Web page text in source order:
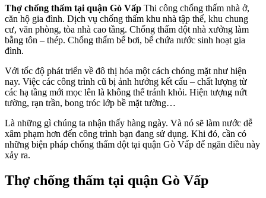
Thợ chống thấm tại quận Gò Vấp Thi công chống thấm nhà ở,
căn hộ gia đình. Dịch vụ chống thấm khu nhà tập thể, khu chung
cư, văn phòng, tòa nhà cao tầng. Chống thấm dột nhà xưởng làm
bằng tôn – thép. Chống thấm bể bơi, bể chứa nước sinh hoạt gia
đình.
Với tốc độ phát triển về đô thị hóa một cách chóng mặt như hiện
nay. Việc các công trình cũ bị ảnh hưởng kết cấu – chất lượng từ
các hạ tầng mới mọc lên là không thể tránh khỏi. Hiện tượng nứt
tường, rạn trần, bong tróc lớp bề mặt tường…
Là những gì chúng ta nhận thấy hàng ngày. Và nó sẽ làm nước dễ
xâm phạm hơn đến công trình bạn đang sử dụng. Khi đó, cần có
những biện pháp chống thấm dột tại quận Gò Vấp để ngăn điều này
xảy ra.
Thợ chống thấm tại quận Gò Vấp